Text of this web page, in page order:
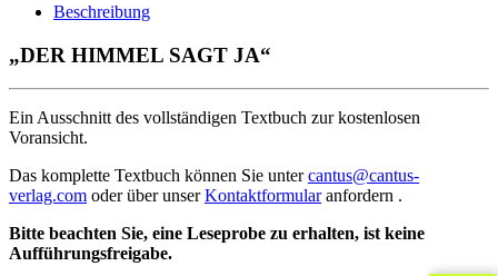
Beschreibung
„DER HIMMEL SAGT JA“
Ein Ausschnitt des vollständigen Textbuch zur kostenlosen
Voransicht.
Das komplette Textbuch können Sie untercantus@cantus-
verlag.com oder über unserKontaktformularanfordern .
Bitte beachten Sie, eine Leseprobe zu erhalten, ist keine
Aufführungsfreigabe.